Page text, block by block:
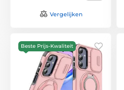
Vergelijken
Beste Prijs-Kwaliteit